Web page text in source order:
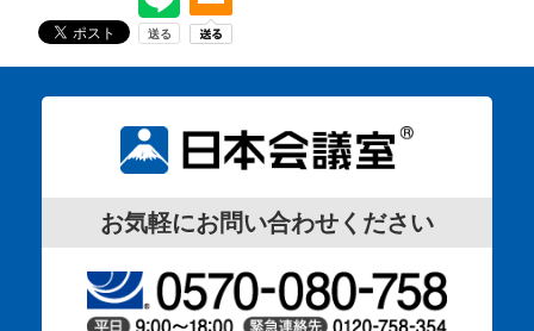
お気軽にお問い合わせください